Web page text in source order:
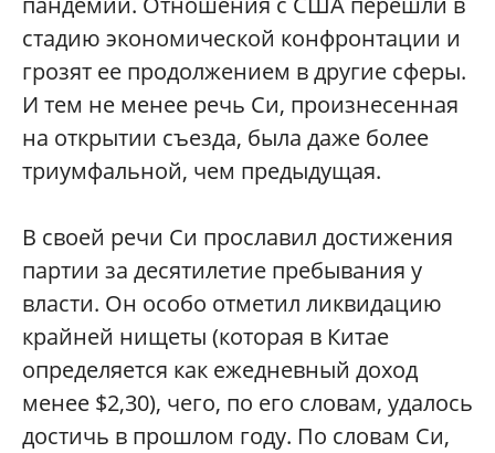
стадию экономической конфронтации и
грозят ее продолжением в другие сферы.
И тем не менее речь Си, произнесенная
на открытии съезда, была даже более
триумфальной, чем предыдущая.
В своей речи Си прославил достижения
партии за десятилетие пребывания у
власти. Он особо отметил ликвидацию
крайней нищеты (которая в Китае
определяется как ежедневный доход
менее $2,30), чего, по его словам, удалось
достичь в прошлом году. По словам Си,